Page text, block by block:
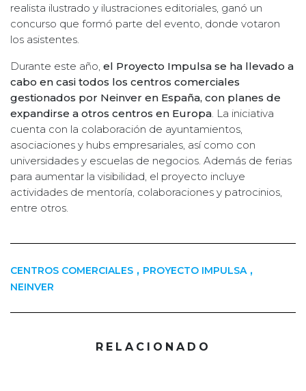
realista ilustrado y ilustraciones editoriales, ganó un
concurso que formó parte del evento, donde votaron
los asistentes.
Durante este año, el Proyecto Impulsa se ha llevado a
cabo en casi todos los centros comerciales
gestionados por Neinver en España, con planes de
expandirse a otros centros en Europa. La iniciativa
cuenta con la colaboración de ayuntamientos,
asociaciones y hubs empresariales, así como con
universidades y escuelas de negocios. Además de ferias
para aumentar la visibilidad, el proyecto incluye
actividades de mentoría, colaboraciones y patrocinios,
entre otros.
CENTROS COMERCIALES , PROYECTO IMPULSA ,
NEINVER
RELACIONADO